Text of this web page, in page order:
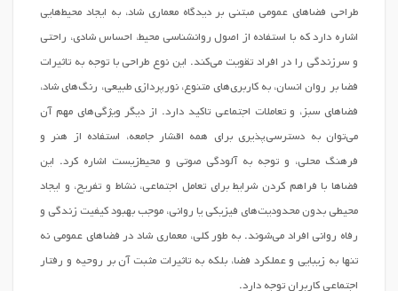
طراحی فضاهای عمومی مبتنی بر دیدگاه معماری شاد، به ایجاد محیط‌هایی
اشاره دارد که با استفاده از اصول روانشناسی محیط، احساس شادی، راحتی
و سرزندگی را در افراد تقویت می‌کند. این نوع طراحی با توجه به تاثیرات
فضا بر روان انسان، به کاربری‌های متنوع، نورپردازی طبیعی، رنگ‌های شاد،
فضاهای سبز، و تعاملات اجتماعی تاکید دارد. از دیگر ویژگی‌های مهم آن
می‌توان به دسترسی‌پذیری برای همه اقشار جامعه، استفاده از هنر و
فرهنگ محلی، و توجه به آلودگی صوتی و محیط‌زیست اشاره کرد. این
فضاها با فراهم کردن شرایط برای تعامل اجتماعی، نشاط و تفریح، و ایجاد
محیطی بدون محدودیت‌های فیزیکی یا روانی، موجب بهبود کیفیت زندگی و
رفاه روانی افراد می‌شوند. به طور کلی، معماری شاد در فضاهای عمومی نه
تنها به زیبایی و عملکرد فضا، بلکه به تاثیرات مثبت آن بر روحیه و رفتار
اجتماعی کاربران توجه دارد.